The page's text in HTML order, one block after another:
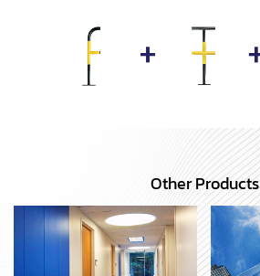
Other Products